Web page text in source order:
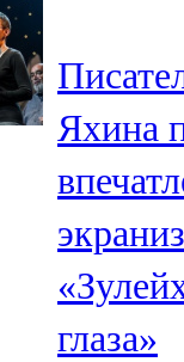
Яхина
глаза»